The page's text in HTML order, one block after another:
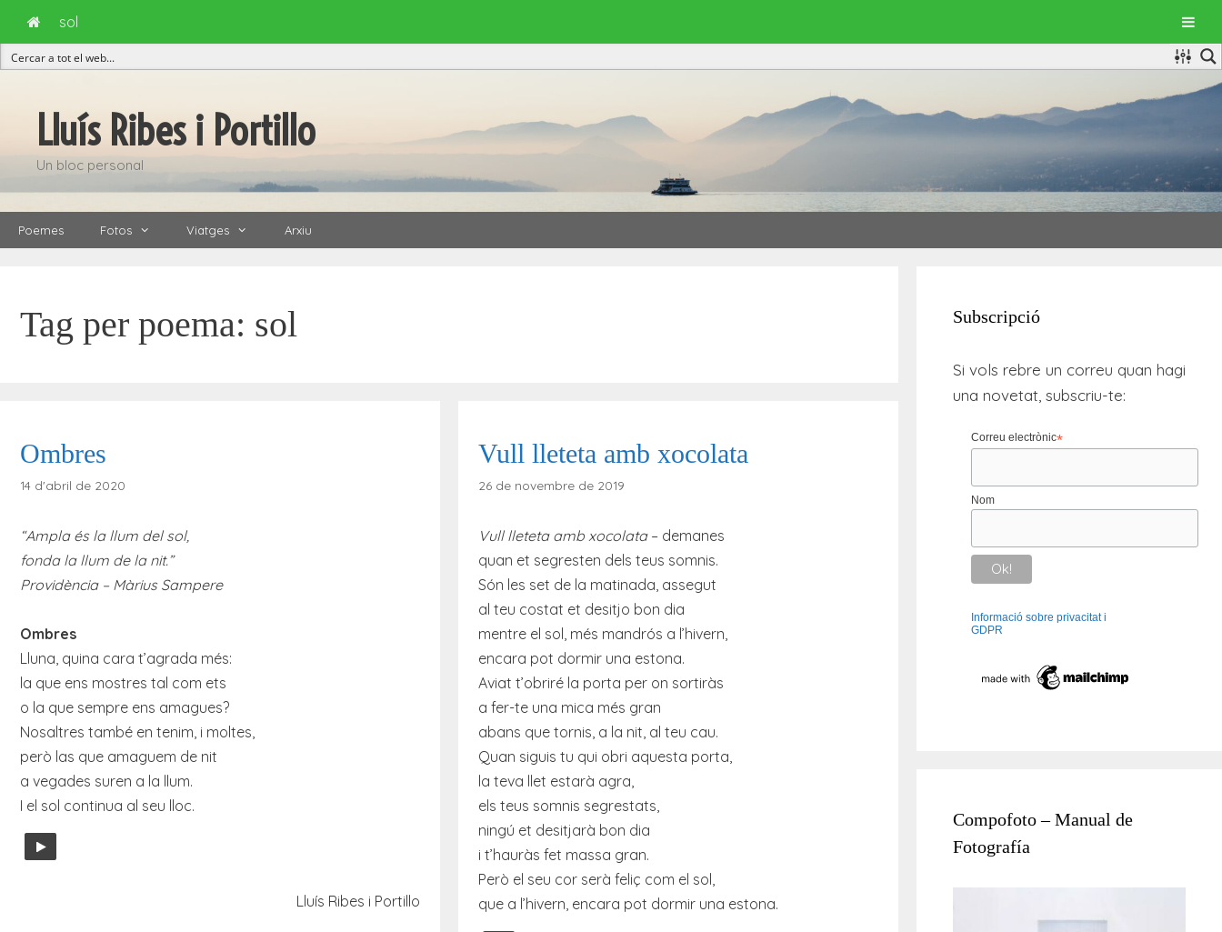
Lluís Ribes i Portillo
Un bloc personal
Poemes Fotos Viatges Arxiu
Tag per poema: sol
Ombres
14 d'abril de 2020
“Ampla és la llum del sol,
fonda la llum de la nit.”
Providència – Màrius Sampere
Ombres
Lluna, quina cara t’agrada més:
la que ens mostres tal com ets
o la que sempre ens amagues?
Nosaltres també en tenim, i moltes,
però las que amaguem de nit
a vegades suren a la llum.
I el sol continua al seu lloc.
Lluís Ribes i Portillo
Vull lleteta amb xocolata
26 de novembre de 2019
Vull lleteta amb xocolata– demanes
quan et segresten dels teus somnis.
Són les set de la matinada, assegut
al teu costat et desitjo bon dia
mentre el sol, més mandrós a l’hivern,
encara pot dormir una estona.
Aviat t’obriré la porta per on sortiràs
a fer-te una mica més gran
abans que tornis, a la nit, al teu cau.
Quan siguis tu qui obri aquesta porta,
la teva llet estarà agra,
els teus somnis segrestats,
ningú et desitjarà bon dia
i t’hauràs fet massa gran.
Però el seu cor serà feliç com el sol,
que a l’hivern, encara pot dormir una estona.
Subscripció
Si vols rebre un correu quan hagi
una novetat, subscriu-te:
Correu electrònic*
Nom
Informació sobre privacitat i
GDPR
Compofoto – Manual de
Fotografía
sol